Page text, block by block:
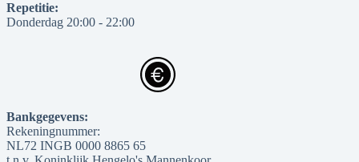
Repetitie:
Donderdag 20:00 - 22:00
Bankgegevens:
Rekeningnummer:
NL72 INGB 0000 8865 65